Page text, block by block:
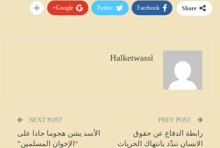
Share
Facebook
Twitter
Google+
Halketwassl
رابطة الدفاع عن حقوق
الانسان تندّد بانتهاك الحريات
NEXT POST
الأسد يشن هجوما حادا على
“الإخوان المسلمين”